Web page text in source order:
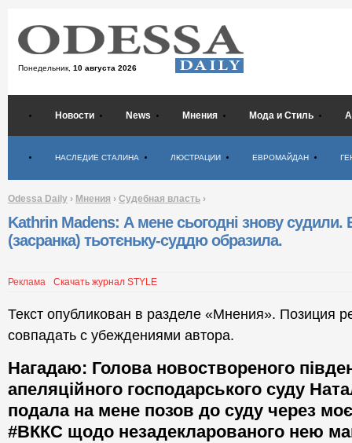
Понедельник, 10 августа 2026
Новости News Мнения Мода и Стиль
НАСЛЕДИЕ СТАЛИНА ЛЮСТРАЦИИ ЕВРОМАЙДАН
Odessa Daily › Мнения › Судебная власть ›
Kathrin Madens: А мене сьогодні знову судили.
(засранка) тьотєньку-суддю образила.
Реклама Скачать журнал STYLE
Текст опубликован в разделе «Мнения». Позиция
совпадать с убеждениями автора.
Нагадаю: Голова новоствореного
апеляційного господарського суду
подала на мене позов до суду через
#ВККС щодо незадекларованого нею